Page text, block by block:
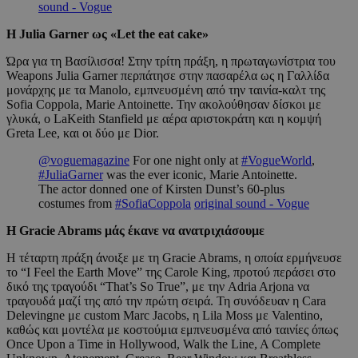
sound - Vogue
Η Julia Garner ως «Let the eat cake»
Ώρα για τη Βασίλισσα! Στην τρίτη πράξη, η πρωταγωνίστρια του
Weapons Julia Garner περπάτησε στην πασαρέλα ως η Γαλλίδα
μονάρχης με τα Manolo, εμπνευσμένη από την ταινία-καλτ της
Sofia Coppola, Marie Antoinette. Την ακολούθησαν δίσκοι με
γλυκά, ο LaKeith Stanfield με αέρα αριστοκράτη και η κομψή
Greta Lee, και οι δύο με Dior.
@voguemagazine For one night only at#VogueWorld,
#JuliaGarnerwas the ever iconic, Marie Antoinette.
The actor donned one of Kirsten Dunst’s 60-plus
costumes from #SofiaCoppola original sound - Vogue
Η Gracie Abrams μάς έκανε να ανατριχιάσουμε
Η τέταρτη πράξη άνοιξε με τη Gracie Abrams, η οποία ερμήνευσε
το “I Feel the Earth Move” της Carole King, προτού περάσει στο
δικό της τραγούδι “That’s So True”, με την Adria Arjona να
τραγουδά μαζί της από την πρώτη σειρά. Τη συνόδευαν η Cara
Delevingne με custom Marc Jacobs, η Lila Moss με Valentino,
καθώς και μοντέλα με κοστούμια εμπνευσμένα από ταινίες όπως
Once Upon a Time in Hollywood, Walk the Line, A Complete